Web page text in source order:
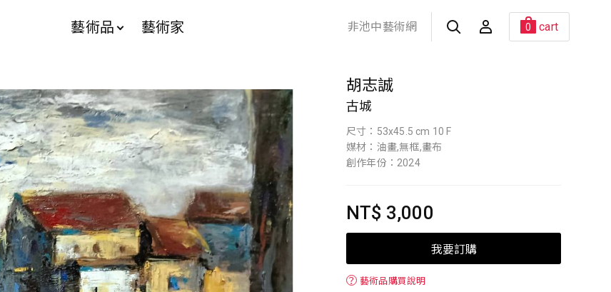
藝術品 藝術家 非池中藝術網 0 cart
胡志誠
古城
尺寸：53x45.5 cm 10 F
媒材：油畫,無框,畫布
創作年份：2024
NT$ 3,000
我要訂購
？ 藝術品購買說明